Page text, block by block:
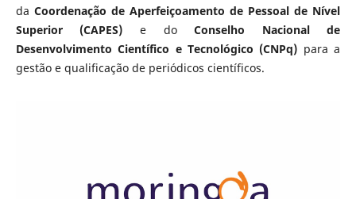
da Coordenação de Aperfeiçoamento de Pessoal de Nível
Superior (CAPES) e doConselho Nacional de
Desenvolvimento Científico e Tecnológico (CNPq) para a
gestão e qualificação de periódicos científicos.